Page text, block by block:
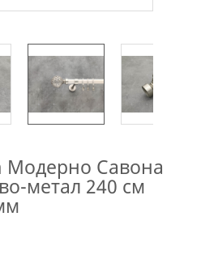
Модерно Савона
метал 240 см